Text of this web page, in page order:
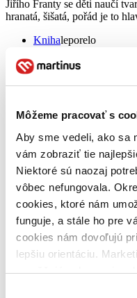
Môžeme pracovať s
Aby sme vedeli, ako sa
vám zobraziť tie
Niektoré sú naozaj
vôbec nefungovala.
cookies, ktoré nám
funguje, a stále ho pre
cookies nám dovoľujú
lepšiu orientáciu.
umožňujú zobrazenie
Jiřího Franty se děti naučí
hranatá, šišatá, pořád je to
Knihaleporelo
Do 5 – 10 dní
Tento produkt
vám ho vieme
Pridať do zoznamu